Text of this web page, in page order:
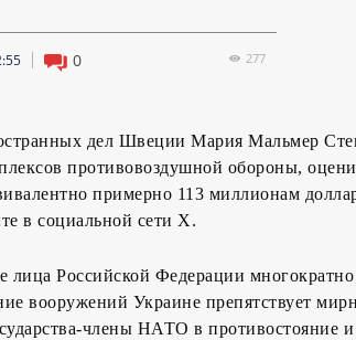
0 277
дел Швеции Мария Мальмер
противовоздушной обороны,
примерно 113 миллионам
в социальной сети X.
лица Российской Федерации
вооружений Украине препятствует
члены НАТО в противостояние